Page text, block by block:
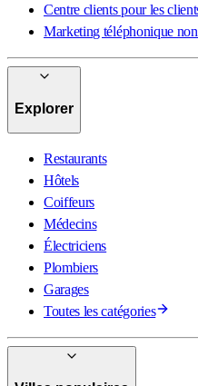
Centre clients pour les
Marketing téléphonique
Explorer
Restaurants
Hôtels
Coiffeurs
Médecins
Électriciens
Plombiers
Garages
Toutes les catégories